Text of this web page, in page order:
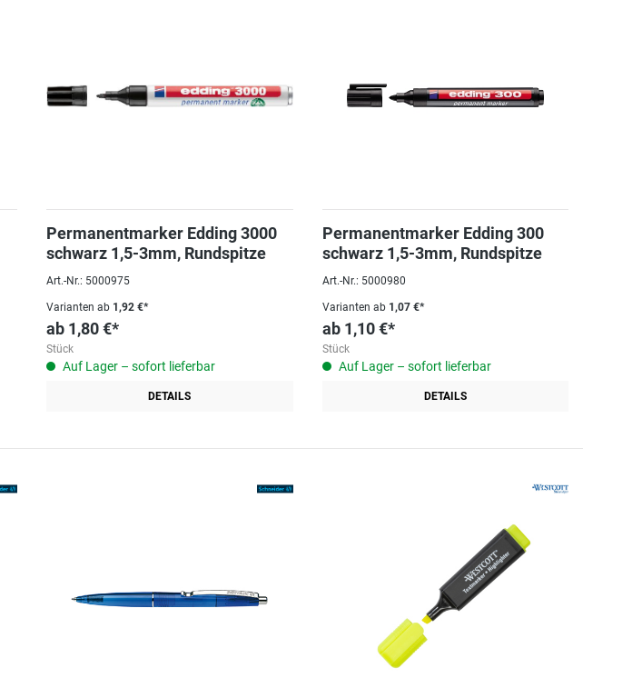
Permanentmarker Edding 3000
schwarz 1,5-3mm, Rundspitze
Art.-Nr.: 5000975
Varianten ab 1,92 €*
ab 1,80 €*
Stück
Auf Lager – sofort lieferbar
DETAILS
Permanentmarker Edding 300
schwarz 1,5-3mm, Rundspitze
Art.-Nr.: 5000980
Varianten ab1,07 €*
ab 1,10 €*
Stück
Auf Lager – sofort lieferbar
DETAILS